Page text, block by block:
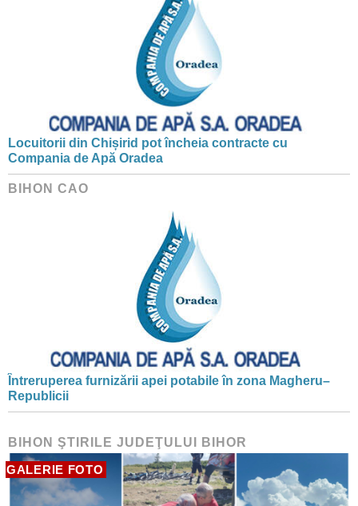
Locuitorii din Chișirid pot încheia contracte cu
Compania de Apă Oradea
BIHON CAO
Întreruperea furnizării apei potabile în zona Magheru–
Republicii
BIHON ŞTIRILE JUDEŢULUI BIHOR
GALERIE FOTO